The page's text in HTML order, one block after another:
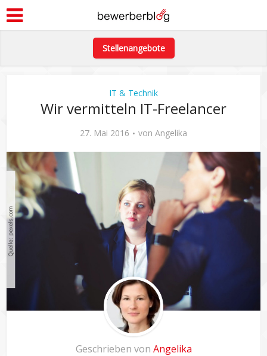
Stellenangebote
IT & Technik
Wir vermitteln IT-Freelancer
27. Mai 2016 von Angelika
Geschrieben von Angelika